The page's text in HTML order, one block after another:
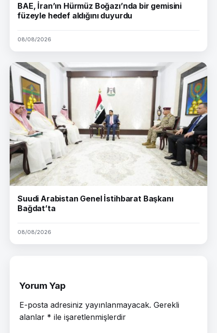
BAE, İran’ın Hürmüz Boğazı’nda bir gemisini
füzeyle hedef aldığını duyurdu
08/08/2026
Suudi Arabistan Genel İstihbarat Başkanı
Bağdat’ta
08/08/2026
Yorum Yap
E-posta adresiniz yayınlanmayacak. Gerekli
alanlar * ile işaretlenmişlerdir